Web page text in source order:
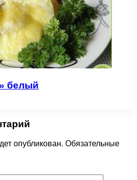
белый
опубликован. Обязательные